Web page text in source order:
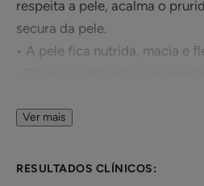
respeita a pele, acalma o
secura da pele.
• A pele fica nutrida, macia e
• DEXYANE Gel de limpeza
Ver mais
RESULTADOS CLÍNICOS: